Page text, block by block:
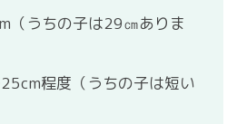
（うちの子は29㎝ありま
程度（うちの子は短い